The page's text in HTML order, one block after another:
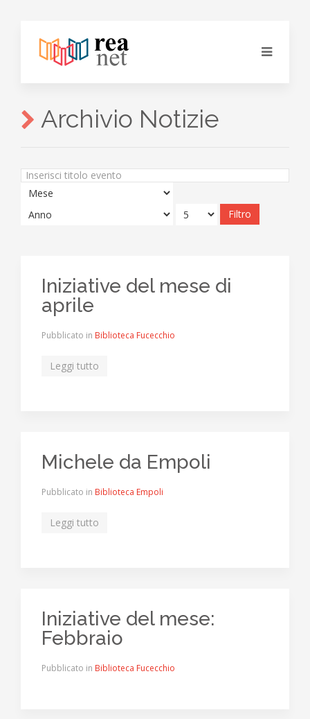
Archivio Notizie
Inserisci
titolo
evento
Filtro
Iniziative del mese di
aprile
Pubblicato in Biblioteca Fucecchio
Leggi tutto
Michele da Empoli
Pubblicato in Biblioteca Empoli
Leggi tutto
Iniziative del mese:
Febbraio
Pubblicato in Biblioteca Fucecchio